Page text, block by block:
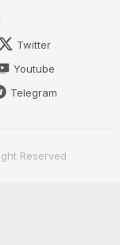
Twitter
Youtube
Telegram
Reserved